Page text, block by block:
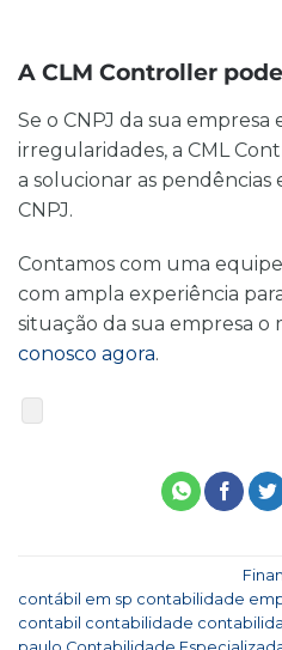
A CLM Controller
Se o CNPJ da sua
irregularidades, a CML
a solucionar as pendências
CNPJ.
Contamos com uma
com ampla experiência
situação da sua empresa o
conosco agora.
contábil em sp contabilidade
contabil contabilidade